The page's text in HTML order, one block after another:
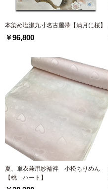
本染め塩瀬九寸名古屋帯【満月に桜】
￥96,800
夏、単衣兼用紗襦袢 小松ちりめん
【桃 ハート】